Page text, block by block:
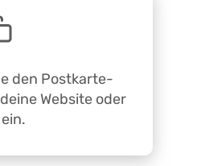
den Postkarte-
Website oder